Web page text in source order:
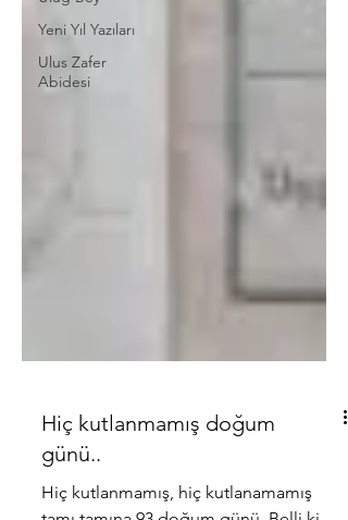
Yeni Yıl Yazıları
Ulus Zafer
Abidesi
Hiç kutlanmamış doğum
günü..